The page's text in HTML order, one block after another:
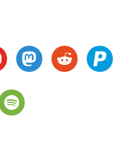
mastodon
reddit paypal